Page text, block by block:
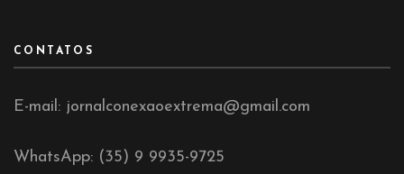
CONTATOS
E-mail: jornalconexaoextrema@gmail.com
WhatsApp: (35) 9 9935-9725